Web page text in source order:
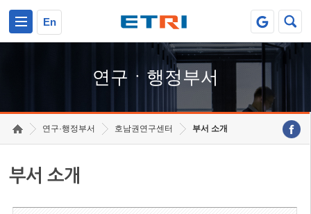
En
연구ㆍ행정부서
연구·행정부서 호남권연구센터 부서 소개
부서 소개